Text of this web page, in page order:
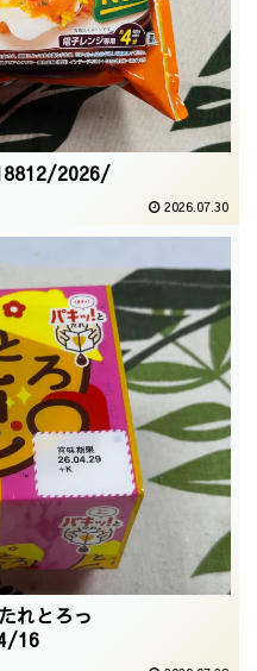
2026/
2026.07.30
れとろっ
16